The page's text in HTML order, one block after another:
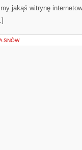
jakąś witrynę
SNÓW